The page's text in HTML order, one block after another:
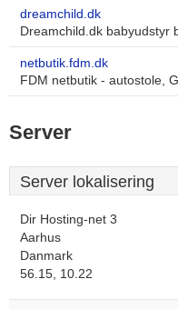
dreamchild.dk
Dreamchild.dk babyudstyr
netbutik.fdm.dk
FDM netbutik - autostole,
Server
Server lokalisering
Dir Hosting-net 3
Aarhus
Danmark
56.15, 10.22